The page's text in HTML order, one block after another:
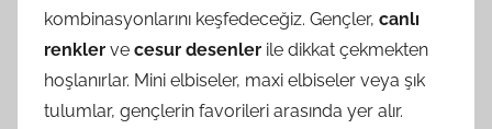
kombinasyonlarını keşfedeceğiz. Gençler, canlı
renkler ve cesur desenler ile dikkat çekmekten
hoşlanırlar. Mini elbiseler, maxi elbiseler veya şık
tulumlar, gençlerin favorileri arasında yer alır.